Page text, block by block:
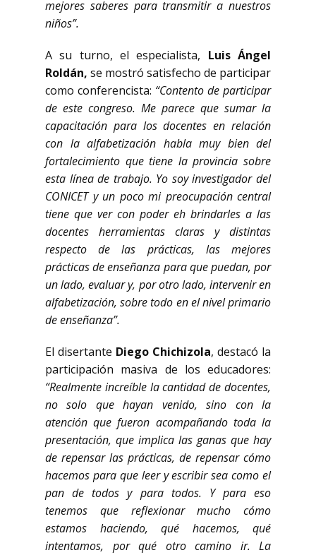
mejores saberes para transmitir a nuestros
niños”.
A su turno, el especialista, Luis Ángel
Roldán, se mostró satisfecho de participar
como conferencista: “Contento de participar
de este congreso. Me parece que sumar la
capacitación para los docentes en relación
con la alfabetización habla muy bien del
fortalecimiento que tiene la provincia sobre
esta línea de trabajo. Yo soy investigador del
CONICET y un poco mi preocupación central
tiene que ver con poder eh brindarles a las
docentes herramientas claras y distintas
respecto de las prácticas, las mejores
prácticas de enseñanza para que puedan, por
un lado, evaluar y, por otro lado, intervenir en
alfabetización, sobre todo en el nivel primario
de enseñanza”.
El disertante Diego Chichizola, destacó la
participación masiva de los educadores:
“Realmente increíble la cantidad de docentes,
no solo que hayan venido, sino con la
atención que fueron acompañando toda la
presentación, que implica las ganas que hay
de repensar las prácticas, de repensar cómo
hacemos para que leer y escribir sea como el
pan de todos y para todos. Y para eso
tenemos que reflexionar mucho cómo
estamos haciendo, qué hacemos, qué
intentamos, por qué otro camino ir. La